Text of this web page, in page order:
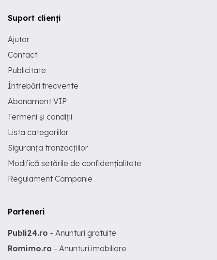
Suport clienți
Ajutor
Contact
Publicitate
Întrebări frecvente
Abonament VIP
Termeni și condiții
Lista categoriilor
Siguranța tranzacțiilor
Modifică setările de confidențialitate
Regulament Campanie
Parteneri
Publi24.ro - Anunturi gratuite
Romimo.ro - Anunturi imobiliare